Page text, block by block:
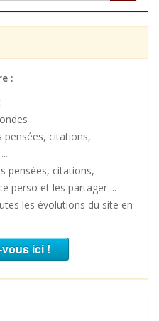
:
pensées, citations,
pensées, citations,
perso et les partager ...
les évolutions du site en
ici !